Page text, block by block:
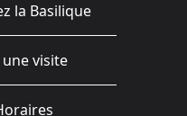
la Basilique
une visite